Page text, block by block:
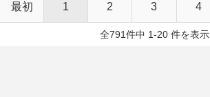
最初 1 2 3 4
全791件中 1-20 件を表示